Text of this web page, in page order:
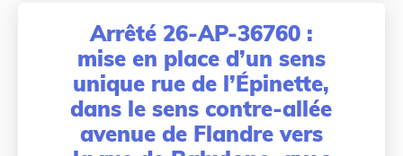
Arrêté 26-AP-36760 :
mise en place d’un sens
unique rue de l’Épinette,
dans le sens contre-allée
avenue de Flandre vers